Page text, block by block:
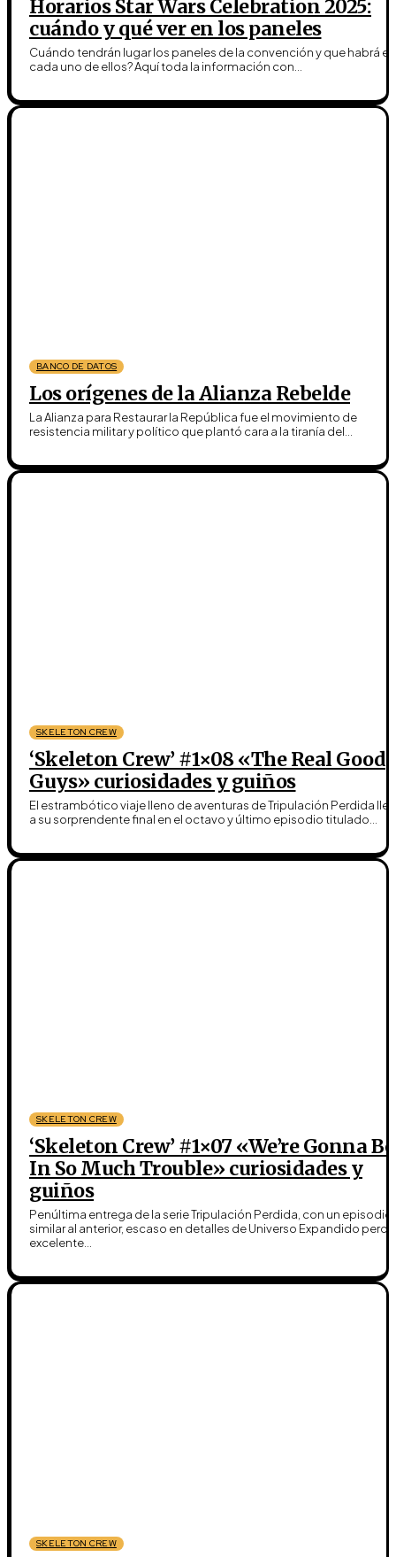
Horarios Star Wars Celebration 2025:
cuándo y qué ver en los paneles
Cuándo tendrán lugar los paneles de la convención y que habrá en
cada uno de ellos? Aquí toda la información con...
BANCO DE DATOS
Los orígenes de la Alianza Rebelde
La Alianza para Restaurar la República fue el movimiento de
resistencia militar y político que plantó cara a la tiranía del...
SKELETON CREW
‘Skeleton Crew’ #1×08 «The Real Good
Guys» curiosidades y guiños
El estrambótico viaje lleno de aventuras de Tripulación Perdida
a su sorprendente final en el octavo y último episodio titulado...
SKELETON CREW
‘Skeleton Crew’ #1×07 «We’re Gonna Be
In So Much Trouble» curiosidades y
guiños
Penúltima entrega de la serie Tripulación Perdida, con un episodio
similar al anterior, escaso en detalles de Universo Expandido pero
excelente...
SKELETON CREW